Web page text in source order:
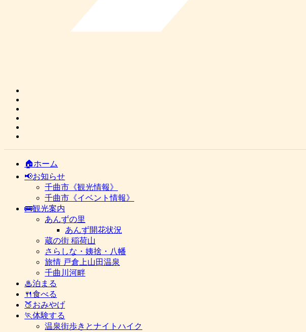
🏠ホーム
📢お知らせ
千曲市《観光情報》
千曲市《イベント情報》
🚌観光案内
あんずの里
あんず開花状況
蔵の街 稲荷山
さらしな・姨捨・八幡
旅情 戸倉上山田温泉
千曲川河畔
♨泊まる
🍴食べる
🍑おみやげ
🏃体験する
温泉街歩きとナイトハイク